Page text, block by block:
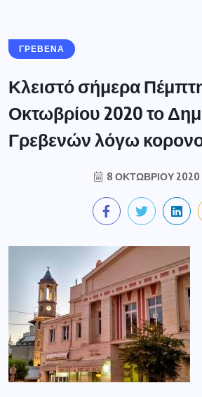
ΓΡΕΒΕΝΑ
Κλειστό σήμερα
Οκτωβρίου 2020 το
Γρεβενών λόγω
8 ΟΚΤΩΒΡΊΟΥ 2020